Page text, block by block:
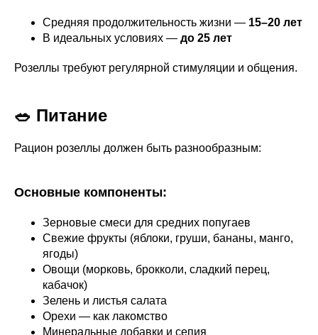
Средняя продолжительность жизни — 15–20 лет
В идеальных условиях — до 25 лет
Розеллы требуют регулярной стимуляции и общения.
🥗 Питание
Рацион розеллы должен быть разнообразным:
Основные компоненты:
Зерновые смеси для средних попугаев
Свежие фрукты (яблоки, груши, бананы, манго,
ягоды)
Овощи (морковь, брокколи, сладкий перец,
кабачок)
Зелень и листья салата
Орехи — как лакомство
Минеральные добавки и сепия